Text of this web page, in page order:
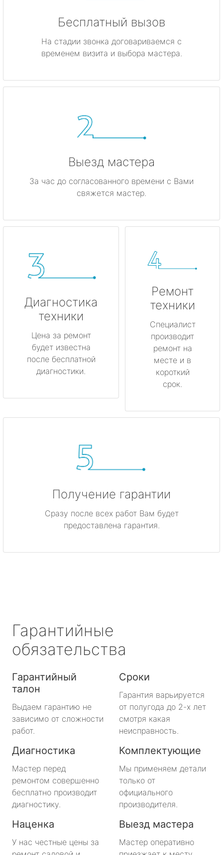
Бесплатный вызов
На стадии звонка договариваемся с
временем визита и выбора мастера.
Выезд мастера
За час до согласованного времени с Вами
свяжется мастер.
Диагностика
техники
Цена за ремонт
будет известна
после бесплатной
диагностики.
Ремонт
техники
Специалист
производит
ремонт на
месте и в
короткий
срок.
Получение гарантии
Сразу после всех работ Вам будет
предоставлена гарантия.
Гарантийные
обязательства
Гарантийный
талон
Выдаем гарантию не
зависимо от сложности
работ.
Сроки
Гарантия варьируется
от полугода до 2-х лет
смотря какая
неисправность.
Диагностика
Мастер перед
ремонтом совершенно
бесплатно производит
диагностику.
Комплектующие
Мы применяем детали
только от
официального
производителя.
Наценка
У нас честные цены за
Выезд мастера
Мастер оперативно